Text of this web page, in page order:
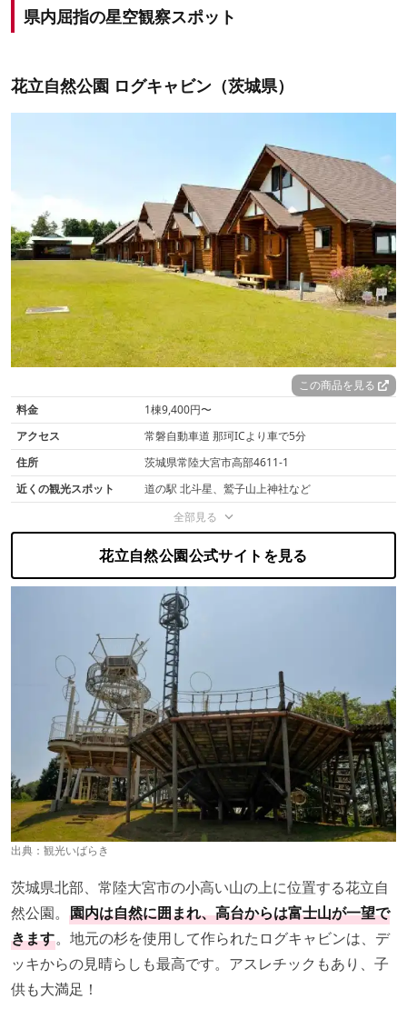
県内屈指の星空観察スポット
花立自然公園 ログキャビン（茨城県）
この商品を見る
料金
1棟9,400円〜
アクセス
常磐自動車道 那珂ICより車で5分
住所
茨城県常陸大宮市高部4611-1
近くの観光スポット
道の駅 北斗星、鷲子山上神社など
全部見る
花立自然公園公式サイトを見る
出典： 観光いばらき
茨城県北部、常陸大宮市の小高い山の上に位置する花立自
然公園。 園内は自然に囲まれ、高台からは富士山が一望で
きます。地元の杉を使用して作られたログキャビンは、デ
ッキからの見晴らしも最高です。アスレチックもあり、子
供も大満足！